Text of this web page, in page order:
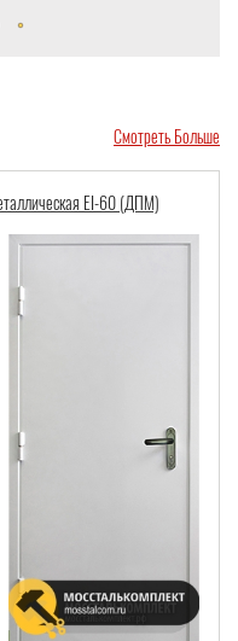
Смотреть Больше
EI-60 (ДПМ)